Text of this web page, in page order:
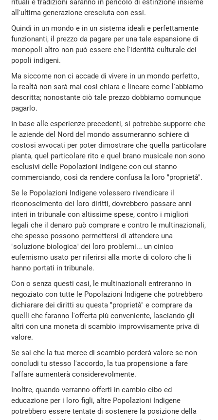
rituali e tradizioni saranno in pericolo di estinzione insieme
all'ultima generazione cresciuta con essi.
Quindi in un mondo e in un sistema ideali e perfettamente
funzionanti, il prezzo da pagare per una tale espansione di
monopoli altro non può essere che l'identità culturale dei
popoli indigeni.
Ma siccome non ci accade di vivere in un mondo perfetto,
la realtà non sarà mai così chiara e lineare come l'abbiamo
descritta; nonostante ciò tale prezzo dobbiamo comunque
pagarlo.
In base alle esperienze precedenti, si potrebbe supporre che
le aziende del Nord del mondo assumeranno schiere di
costosi avvocati per poter dimostrare che quella particolare
pianta, quel particolare rito e quel brano musicale non sono
esclusivi delle Popolazioni Indigene con cui stanno
commerciando, così da rendere confusa la loro "proprietà".
Se le Popolazioni Indigene volessero rivendicare il
riconoscimento dei loro diritti, dovrebbero passare anni
interi in tribunale con altissime spese, contro i migliori
legali che il denaro può comprare e contro le multinazionali,
che spesso possono permettersi di attendere una
"soluzione biologica" dei loro problemi... un cinico
eufemismo usato per riferirsi alla morte di coloro che li
hanno portati in tribunale.
Con o senza questi casi, le multinazionali entreranno in
negoziato con tutte le Popolazioni Indigene che potrebbero
dichiarare dei diritti su questa "proprietà" e comprare da
quelli che faranno l'offerta più conveniente, lasciando gli
altri con una moneta di scambio improvvisamente priva di
valore.
Se sai che la tua merce di scambio perderà valore se non
concludi tu stesso l'accordo, la tua propensione a fare
l'affare aumenterà considerevolmente.
Inoltre, quando verranno offerti in cambio cibo ed
educazione per i loro figli, altre Popolazioni Indigene
potrebbero essere tentate di sostenere la posizione della